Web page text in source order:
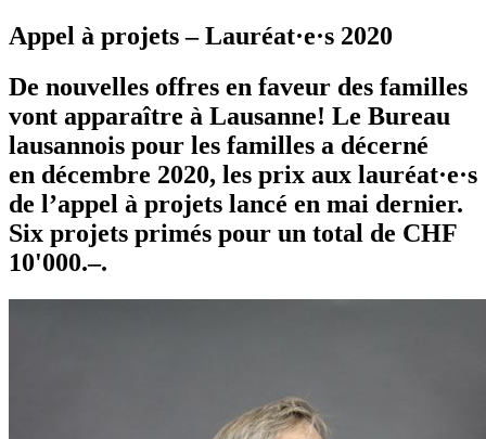
Appel à projets – Lauréat·e·s 2020
De nouvelles offres en faveur des familles
vont apparaître à Lausanne! Le Bureau
lausannois pour les familles a décerné
en décembre 2020, les prix aux lauréat·e·s
de l’appel à projets lancé en mai dernier.
Six projets primés pour un total de CHF
10'000.–.